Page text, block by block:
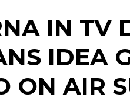
IN TV
IDEA
ON AIR